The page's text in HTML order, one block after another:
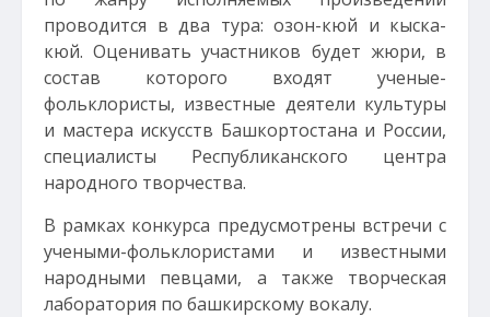
проводится в два тура: озон-кюй и кыска-
кюй. Оценивать участников будет жюри, в
состав которого входят ученые-
фольклористы, известные деятели культуры
и мастера искусств Башкортостана и России,
специалисты Республиканского центра
народного творчества.
В рамках конкурса предусмотрены встречи с
учеными-фольклористами и известными
народными певцами, а также творческая
лаборатория по башкирскому вокалу.